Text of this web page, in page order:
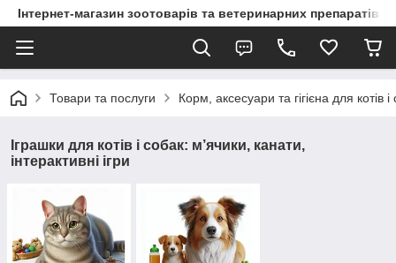
Інтернет-магазин зоотоварів та ветеринарних препаратів
Товари та послуги Корм, аксесуари та гігієна для котів і
Іграшки для котів і собак: м’ячики, канати,
інтерактивні ігри